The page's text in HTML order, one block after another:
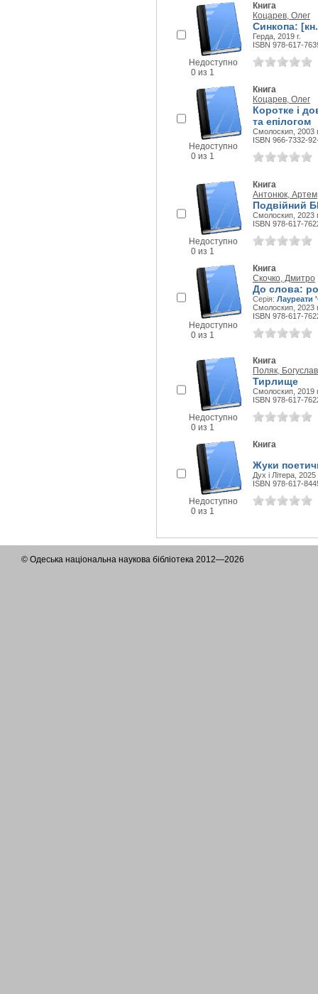
Недоступно
0 из 1
Книга
Коцарев, Олег
Синкопа:
Герда, 2019 г.
ISBN 978-617-
Недоступно
0 из 1
Книга
Коцарев, Олег
Коротке і
та епілогом
Смолоскип, 2003
ISBN 966-7332-
Недоступно
0 из 1
Книга
Антонюк, Артем
Подвійний
Смолоскип, 2023
ISBN 978-617-
Недоступно
0 из 1
Книга
Скочко, Дмитро
До слова:
Серія: Лауреати
Смолоскип, 2023
ISBN 978-617-
Недоступно
0 из 1
Книга
Поляк, Богуслав
Тирлище
Смолоскип, 2019
ISBN 978-617-
Недоступно
0 из 1
Книга
Жуки
Дух і Літера, 2025
ISBN 978-617-
© Одеська національна наукова бібліотека 2012—2026